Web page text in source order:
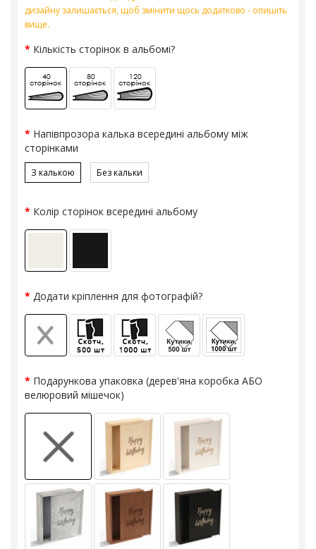
дизайну залишається, щоб змінити щось додатково - опишіть
вище.
Кількість сторінок в альбомі?
Напівпрозора калька всередині альбому між
сторінками
З калькою Без кальки
Колір сторінок всередині альбому
Додати кріплення для фотографій?
Подарункова упаковка (дерев'яна коробка АБО
велюровий мішечок)